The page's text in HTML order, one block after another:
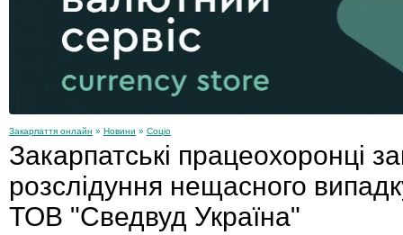
Закарпаття онлайн » Новини » Соціо
Закарпатські працеохоронці
розслідуння нещасного
ТОВ "Сведвуд Україна"